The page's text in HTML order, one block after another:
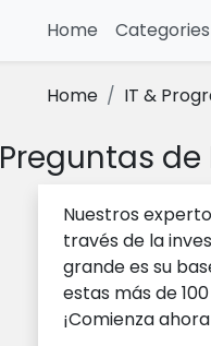
Home (current)
Categories
Home IT &
Preguntas
Nuestros
través de la
grande es su
estas más de
¡Comienza